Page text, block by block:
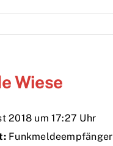
Wiese
2018 um 17:27 Uhr
Funkmeldeempfänger